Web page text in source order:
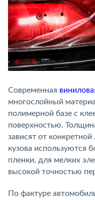
Современная
многослойный
полимерной базе с
поверхностью.
зависят от
кузова используются
пленки, для мелких
высокой точностью
По фактуре